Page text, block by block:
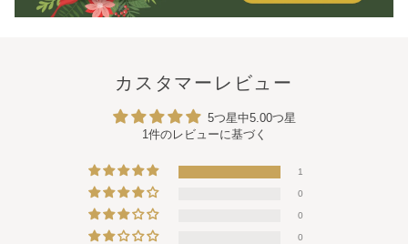
カスタマーレビュー
5つ星中5.00つ星
1件のレビューに基づく
1
0
0
0